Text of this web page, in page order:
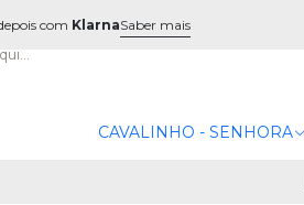
CAVALINHO - SENHORA
com KlarnaSaber mais